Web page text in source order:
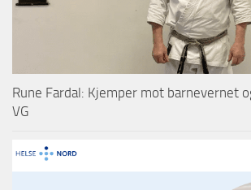
Rune Fardal: Kjemper mot barnevernet
VG